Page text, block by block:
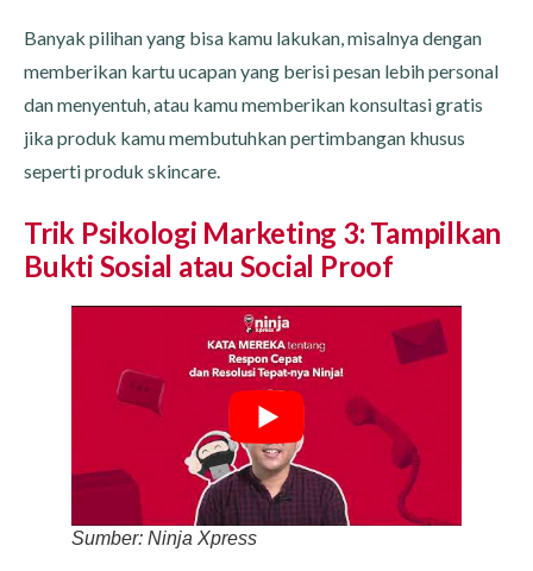
Banyak pilihan yang bisa kamu lakukan, misalnya dengan
memberikan kartu ucapan yang berisi pesan lebih personal
dan menyentuh, atau kamu memberikan konsultasi gratis
jika produk kamu membutuhkan pertimbangan khusus
seperti produk skincare.
Trik Psikologi Marketing 3: Tampilkan
Bukti Sosial atau Social Proof
Sumber: Ninja Xpress